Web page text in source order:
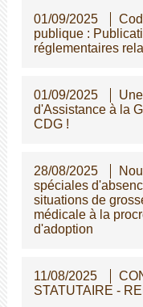
01/09/2025
publique :
réglementaires
01/09/2025
d'Assistance à la
CDG !
28/08/2025
spéciales
situations de
médicale à la
d'adoption
11/08/2025
STATUTAIRE -